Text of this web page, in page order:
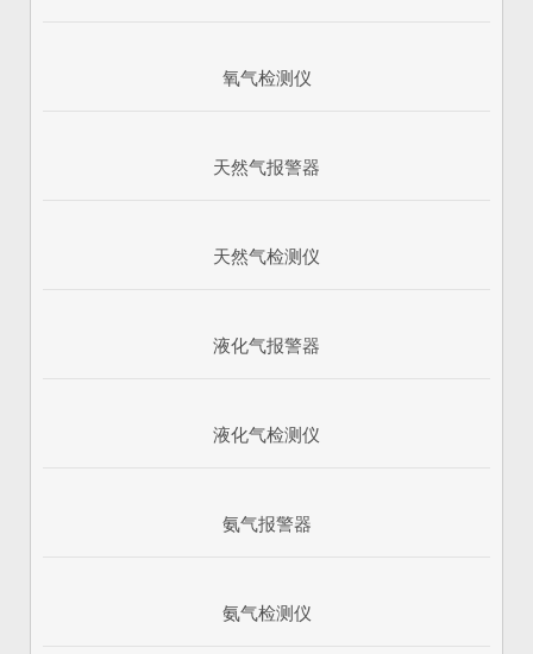
氧气检测仪
天然气报警器
天然气检测仪
液化气报警器
液化气检测仪
氨气报警器
氨气检测仪